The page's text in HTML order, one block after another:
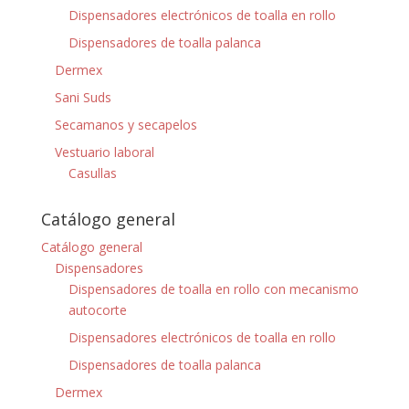
Dispensadores electrónicos de toalla en rollo
Dispensadores de toalla palanca
Dermex
Sani Suds
Secamanos y secapelos
Vestuario laboral
Casullas
Catálogo general
Catálogo general
Dispensadores
Dispensadores de toalla en rollo con mecanismo
autocorte
Dispensadores electrónicos de toalla en rollo
Dispensadores de toalla palanca
Dermex